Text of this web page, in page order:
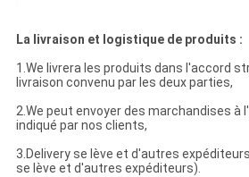
La livraison et logistique de produits :
1.We livrera les produits dans l'accord
livraison convenu par les deux parties,
2.We peut envoyer des marchandises
indiqué par nos clients,
3.Delivery se lève et d'autres
se lève et d'autres expéditeurs).